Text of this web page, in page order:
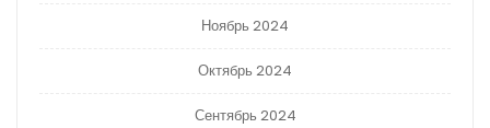
Ноябрь 2024
Октябрь 2024
Сентябрь 2024